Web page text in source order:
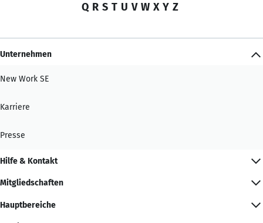
Q R S T U V W X Y Z
Unternehmen
New Work SE
Karriere
Presse
Hilfe & Kontakt
Mitgliedschaften
Hauptbereiche